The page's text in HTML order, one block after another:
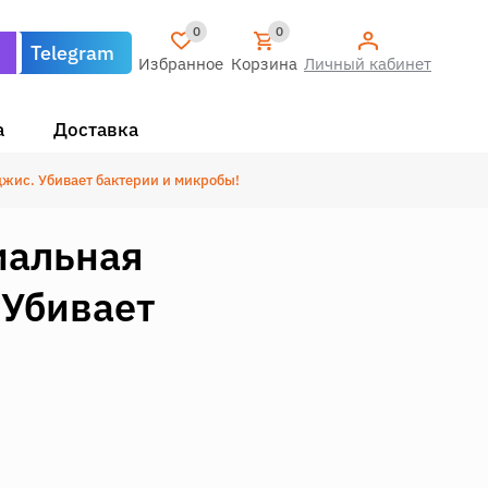
Telegram
0
Избранное
0
Корзина Личный кабинет
Доставка
Убивает бактерии и микробы!